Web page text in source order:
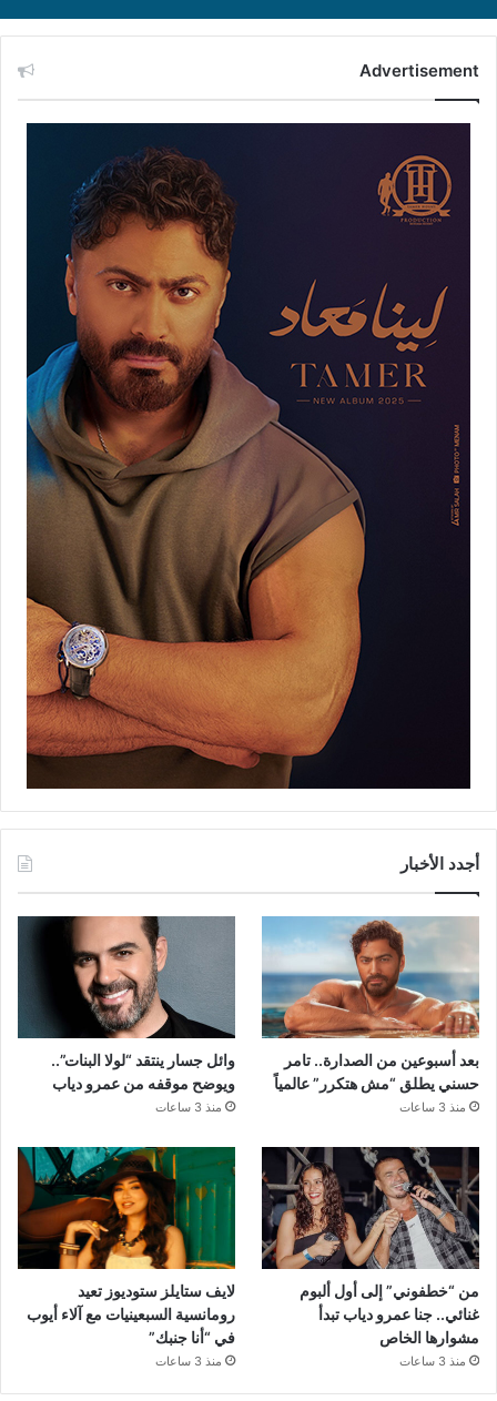
Advertisement
أجدد الأخبار
بعد أسبوعين من الصدارة.. تامر
حسني يطلق “مش هتكرر” عالمياً
منذ 3 ساعات
وائل جسار ينتقد “لولا البنات”..
ويوضح موقفه من عمرو دياب
منذ 3 ساعات
من “خطفوني” إلى أول ألبوم
غنائي.. جنا عمرو دياب تبدأ
مشوارها الخاص
منذ 3 ساعات
لايف ستايلز ستوديوز تعيد
رومانسية السبعينيات مع آلاء أيوب
في “أنا جنبك”
منذ 3 ساعات